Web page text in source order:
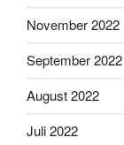
November 2022
September 2022
August 2022
Juli 2022